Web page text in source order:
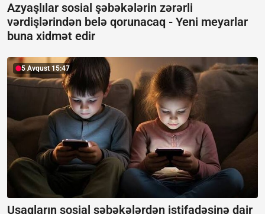
Azyaşlılar sosial şəbəkələrin zərərli
vərdişlərindən belə qorunacaq - Yeni meyarlar
buna xidmət edir
5 Avqust 15:47
Uşaqların sosial şəbəkələrdən istifadəsinə dair